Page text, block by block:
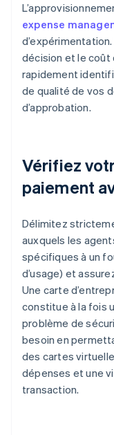
expense
décision et le coût
rapidement
de qualité de vos
d’approbation.
Vérifiez
paiement
Délimitez
auxquels les
spécifiques à un
d’usage) et
Une carte
constitue à la fois
problème de
besoin en
des cartes
dépenses et une
transaction.